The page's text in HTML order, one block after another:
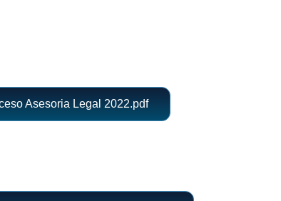
Asesoria Legal 2022.pdf